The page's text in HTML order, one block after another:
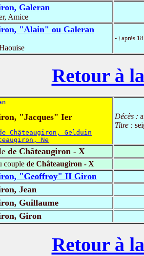
Galeran
Amice
"Alain" ou Galeran
- †après
Retour à
"Jacques" Ier
Châteaugiron, Gelduin
Ne
Décès :
Titre :
de Châteaugiron - X
couple de Châteaugiron - X
"Geoffroy" II Giron
Jean
Guillaume
Giron
Retour à